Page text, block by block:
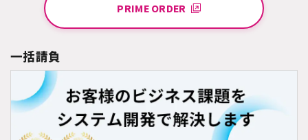
PRIME ORDER
一括請負